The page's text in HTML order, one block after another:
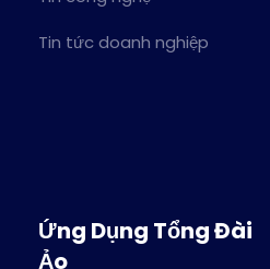
Tin tức doanh nghiệp
Ứng Dụng Tổng Đài
Ảo